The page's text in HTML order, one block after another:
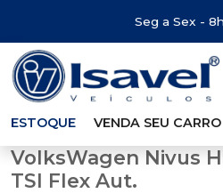
Seg a Sex -
ESTOQUE VENDA SEU CARRO
VolksWagen Nivus
TSI Flex Aut.